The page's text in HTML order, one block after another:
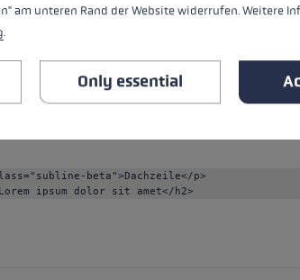
beta">Dachzeile</p>
ipsum dolor sit amet</h2>
am unteren Rand der Website widerrufen. Weitere
.
Only essential